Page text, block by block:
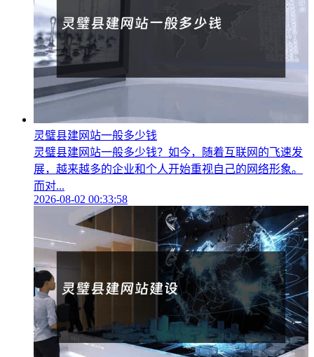
灵璧县建网站一般多少钱
灵璧县建网站一般多少钱？如今，随着互联网的飞速发
展，越来越多的企业和个人开始重视自己的网络形象。
而对...
2026-08-02 00:33:58